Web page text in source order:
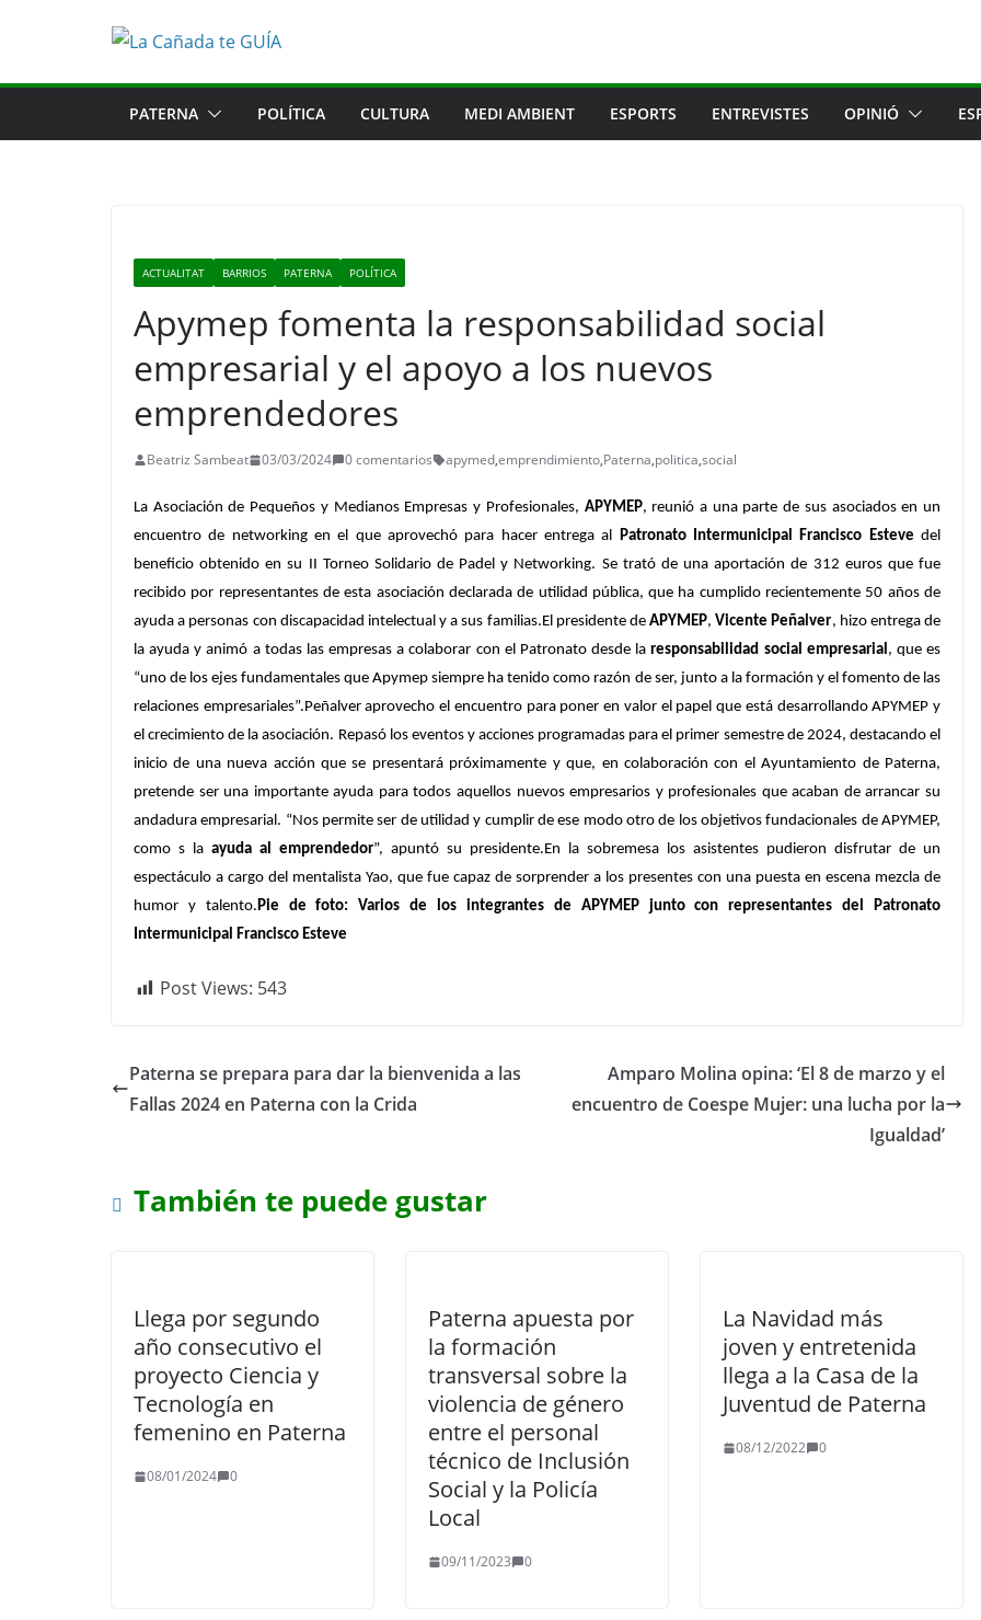
PATERNA POLÍTICA CULTURA MEDI AMBIENT ESPORTS ENTREVISTES OPINIÓ
ACTUALITAT BARRIOS PATERNA POLÍTICA
Apymep fomenta la responsabilidad social
empresarial y el apoyo a los nuevos
emprendedores
Beatriz Sambeat 03/03/2024 0 comentarios apymed,emprendimiento,Paterna,politica,social
La Asociación de Pequeños y Medianos Empresas y Profesionales, APYMEP, reunió a una parte de sus asociados en un
encuentro de networking en el que aprovechó para hacer entrega al Patronato Intermunicipal Francisco Esteve del
beneficio obtenido en su II Torneo Solidario de Padel y Networking. Se trató de una aportación de 312 euros que fue
recibido por representantes de esta asociación declarada de utilidad pública, que ha cumplido recientemente 50 años de
ayuda a personas con discapacidad intelectual y a sus familias.El presidente deAPYMEP,Vicente Peñalver, hizo entrega de
la ayuda y animó a todas las empresas a colaborar con el Patronato desde laresponsabilidad social empresarial, que es
“uno de los ejes fundamentales que Apymep siempre ha tenido como razón de ser, junto a la formación y el fomento de las
relaciones empresariales”.Peñalver aprovecho el encuentro para poner en valor el papel que está desarrollando APYMEP y
el crecimiento de la asociación. Repasó los eventos y acciones programadas para el primer semestre de 2024, destacando el
inicio de una nueva acción que se presentará próximamente y que, en colaboración con el Ayuntamiento de Paterna,
pretende ser una importante ayuda para todos aquellos nuevos empresarios y profesionales que acaban de arrancar su
andadura empresarial. “Nos permite ser de utilidad y cumplir de ese modo otro de los objetivos fundacionales de APYMEP,
como s la ayuda al emprendedor”, apuntó su presidente.En la sobremesa los asistentes pudieron disfrutar de un
espectáculo a cargo del mentalista Yao, que fue capaz de sorprender a los presentes con una puesta en escena mezcla de
humor y talento.Pie de foto: Varios de los integrantes de APYMEP junto con representantes del Patronato
Intermunicipal Francisco Esteve
Post Views: 543
Paterna se prepara para dar la bienvenida a las
Fallas 2024 en Paterna con la Crida
Amparo Molina opina: ‘El 8 de marzo y el
encuentro de Coespe Mujer: una lucha por la
Igualdad’
También te puede gustar
Llega por segundo
año consecutivo el
proyecto Ciencia y
Tecnología en
femenino en Paterna
08/01/2024 0
Paterna apuesta por
la formación
transversal sobre la
violencia de género
entre el personal
técnico de Inclusión
Social y la Policía
Local
09/11/2023 0
La Navidad más
joven y entretenida
llega a la Casa de la
Juventud de Paterna
08/12/2022 0